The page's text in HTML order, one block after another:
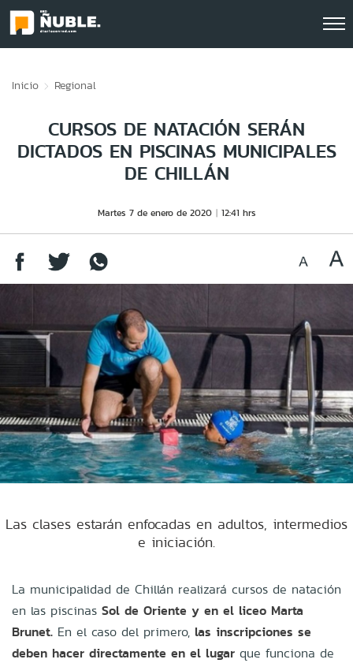
Inicio Regional
CURSOS DE NATACIÓN SERÁN
DICTADOS EN PISCINAS MUNICIPALES
DE CHILLÁN
Martes 7 de enero de 2020 12:41 hrs
Las clases estarán enfocadas en adultos, intermedios
e iniciación.
La municipalidad de Chillán realizará cursos de natación
en las piscinas Sol de Oriente y en el liceo Marta
Brunet. En el caso del primero, las inscripciones se
deben hacer directamente en el lugar que funciona de